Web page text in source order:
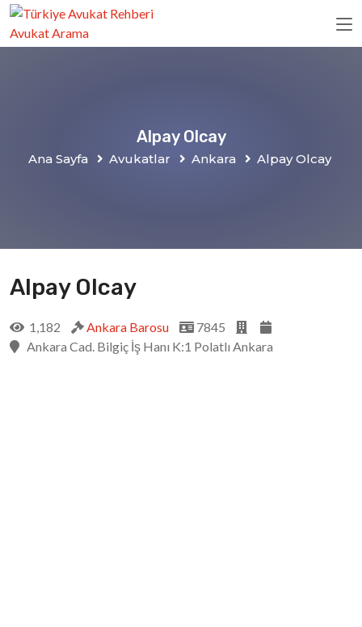
Alpay Olcay
Ana Sayfa Avukatlar Ankara Alpay Olcay
Alpay Olcay
1,182 Ankara Barosu
7845
Ankara Cad. Bilgiç İş Hanı K:1 Polatlı Ankara